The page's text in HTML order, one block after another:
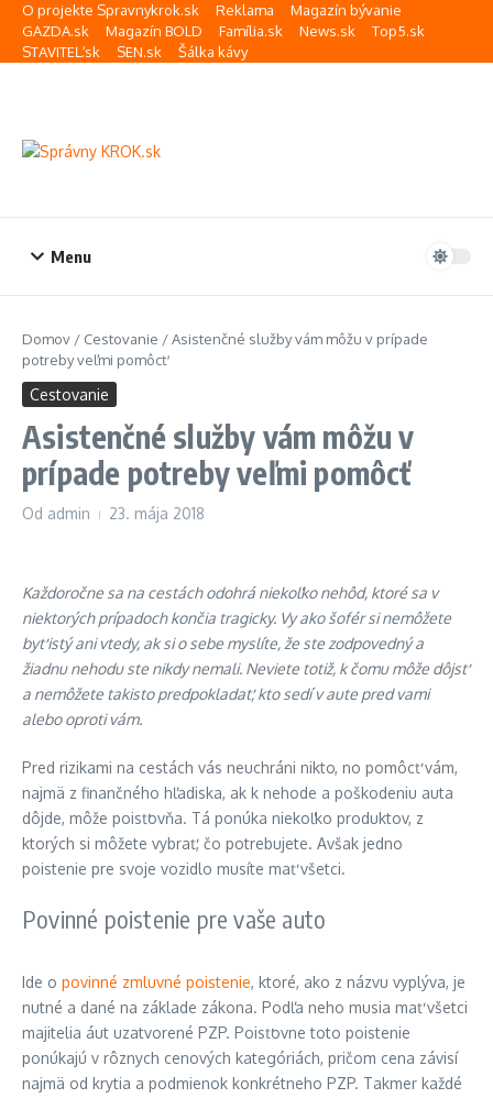
Preskočiť na obsah
O projekte Spravnykrok.sk Reklama
Magazín bývanie
GAZDA.sk
Magazín BOLD Família.sk News.sk
Top5.sk
STAVITEĽ.sk
SEN.sk Šálka kávy
Menu
Domov / Cestovanie /Asistenčné služby vám môžu v prípade
potreby veľmi pomôcť
Cestovanie
Asistenčné služby vám môžu v
prípade potreby veľmi pomôcť
Od admin 23. mája 2018
Každoročne sa na cestách odohrá niekoľko nehôd, ktoré sa v
niektorých prípadoch končia tragicky. Vy ako šofér si nemôžete
byť istý ani vtedy, ak si o sebe myslíte, že ste zodpovedný a
žiadnu nehodu ste nikdy nemali. Neviete totiž, k čomu môže dôjsť
a nemôžete takisto predpokladať, kto sedí v aute pred vami
alebo oproti vám.
Pred rizikami na cestách vás neuchráni nikto, no pomôcť vám,
najmä z finančného hľadiska, ak k nehode a poškodeniu auta
dôjde, môže poisťovňa. Tá ponúka niekoľko produktov, z
ktorých si môžete vybrať, čo potrebujete. Avšak jedno
poistenie pre svoje vozidlo musíte mať všetci.
Povinné poistenie pre vaše auto
Ide o povinné zmluvné poistenie, ktoré, ako z názvu vyplýva, je
nutné a dané na základe zákona. Podľa neho musia mať všetci
majitelia áut uzatvorené PZP. Poisťovne toto poistenie
ponúkajú v rôznych cenových kategóriách, pričom cena závisí
najmä od krytia a podmienok konkrétneho PZP. Takmer každé